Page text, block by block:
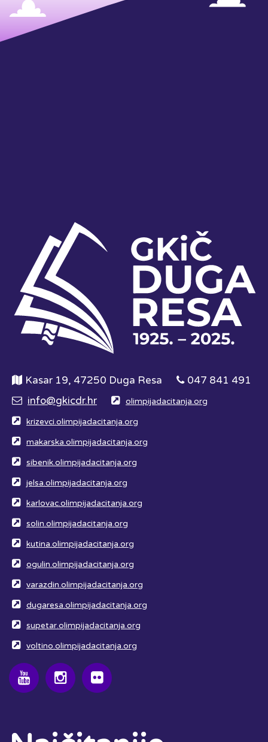
Kasar 19, 47250 Duga Resa
047 841 491
info@gkicdr.hr
olimpijadacitanja.org
krizevci.olimpijadacitanja.org
makarska.olimpijadacitanja.org
sibenik.olimpijadacitanja.org
jelsa.olimpijadacitanja.org
karlovac.olimpijadacitanja.org
solin.olimpijadacitanja.org
kutina.olimpijadacitanja.org
ogulin.olimpijadacitanja.org
varazdin.olimpijadacitanja.org
dugaresa.olimpijadacitanja.org
supetar.olimpijadacitanja.org
voltino.olimpijadacitanja.org